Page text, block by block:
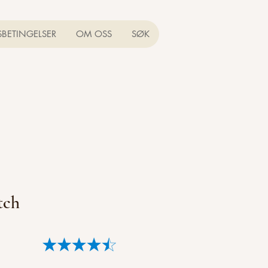
OM OSS SØK